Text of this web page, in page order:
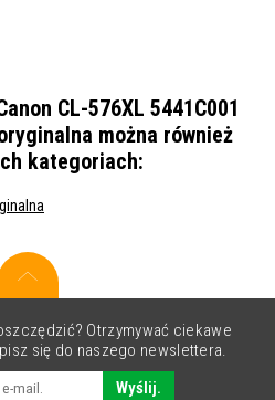
CL-576XL 5441C001
można również
kategoriach:
Otrzymywać ciekawe
się do naszego newslettera.
Wyślij.